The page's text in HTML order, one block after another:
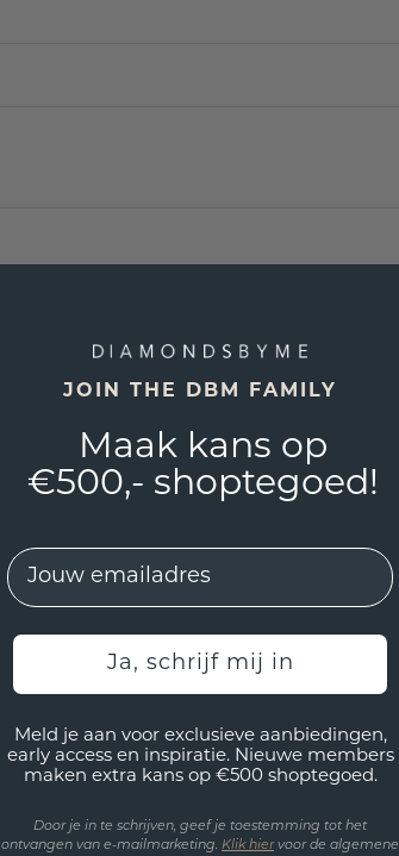
JOIN THE DBM FAMILY
Maak kans op
€500,- shoptegoed!
EMail
Ja, schrijf mij in
Meld je aan voor exclusieve aanbiedingen,
early access en inspiratie. Nieuwe members
maken extra kans op €500 shoptegoed.
Door je in te schrijven, geef je toestemming tot het
ontvangen van e-mailmarketing. Klik hiervoor de algemene